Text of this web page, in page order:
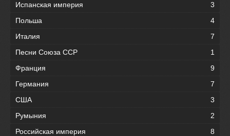
Испанская империя
3
Польша
4
Италия
7
Песни Союза ССР
1
Франция
9
Германия
7
США
3
Румыния
2
Российская империя
8